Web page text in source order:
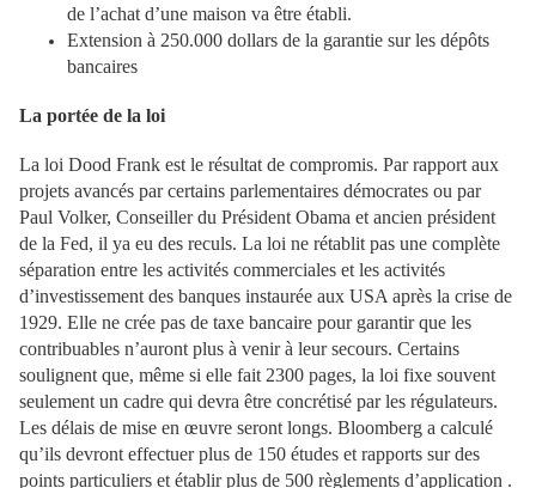
de l’achat d’une maison va être établi.
Extension à 250.000 dollars de la garantie sur les dépôts
bancaires
La portée de la loi
La loi Dood Frank est le résultat de compromis. Par rapport aux
projets avancés par certains parlementaires démocrates ou par
Paul Volker, Conseiller du Président Obama et ancien président
de la Fed, il ya eu des reculs. La loi ne rétablit pas une complète
séparation entre les activités commerciales et les activités
d’investissement des banques instaurée aux USA après la crise de
1929. Elle ne crée pas de taxe bancaire pour garantir que les
contribuables n’auront plus à venir à leur secours. Certains
soulignent que, même si elle fait 2300 pages, la loi fixe souvent
seulement un cadre qui devra être concrétisé par les régulateurs.
Les délais de mise en œuvre seront longs. Bloomberg a calculé
qu’ils devront effectuer plus de 150 études et rapports sur des
points particuliers et établir plus de 500 règlements d’application .